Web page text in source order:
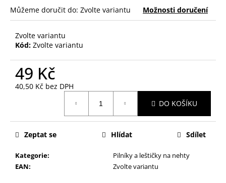
Můžeme doručit do: Zvolte variantu Možnosti doručení
Zvolte variantu
Kód: Zvolte variantu
49 Kč
40,50 Kč bez DPH
DO KOŠÍKU
Kategorie:
Pilníky a leštičky na nehty
EAN: Zvolte variantu
Zeptat se Hlídat Sdílet
PILNÍK
NA
NEHTY
Z
JAPONSKÉHO
PAPÍRU,
OVÁLNÝ